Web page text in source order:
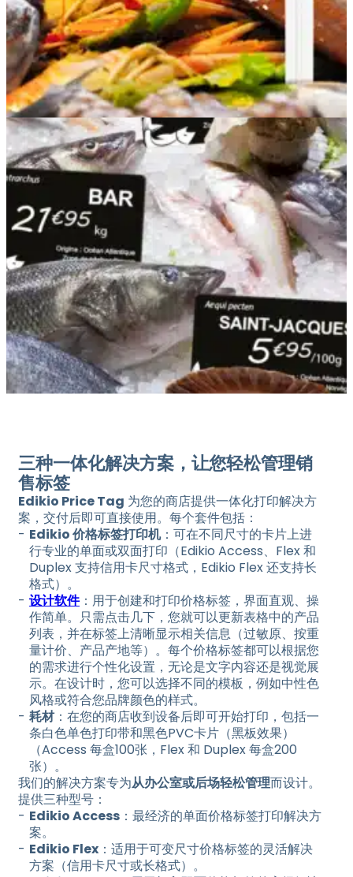
三种一体化解决方案，让您轻松管理销
售标签
Edikio Price Tag 为您的商店提供一体化打印解决方
案，交付后即可直接使用。每个套件包括：
Edikio 价格标签打印机：可在不同尺寸的卡片上进
行专业的单面或双面打印（Edikio Access、Flex 和
Duplex 支持信用卡尺寸格式，Edikio Flex 还支持长
格式）。
设计软件：用于创建和打印价格标签，界面直观、操
作简单。只需点击几下，您就可以更新表格中的产品
列表，并在标签上清晰显示相关信息（过敏原、按重
量计价、产品产地等）。每个价格标签都可以根据您
的需求进行个性化设置，无论是文字内容还是视觉展
示。在设计时，您可以选择不同的模板，例如中性色
风格或符合您品牌颜色的样式。
耗材：在您的商店收到设备后即可开始打印，包括一
条白色单色打印带和黑色PVC卡片（黑板效果）
（Access 每盒100张，Flex 和 Duplex 每盒200
张）。
我们的解决方案专为从办公室或后场轻松管理而设计。
提供三种型号：
Edikio Access ：最经济的单面价格标签打印解决方
案。
Edikio Flex ：适用于可变尺寸价格标签的灵活解决
方案（信用卡尺寸或长格式）。